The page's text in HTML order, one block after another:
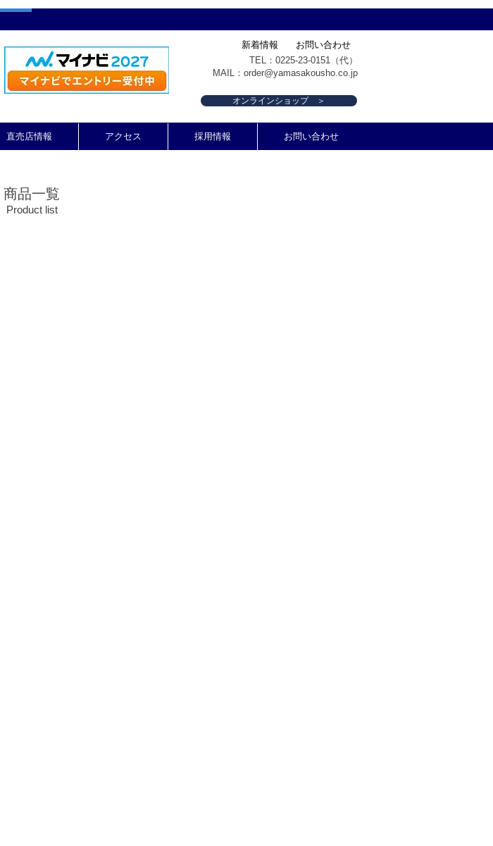
新着情報
お問い合わせ
TEL：0225-23-0151（代）
MAIL： order@yamasakousho.co.jp
オンラインショップ ＞
直売店情報 アクセス 採用情報 お問い合わせ
商品一覧
Product list